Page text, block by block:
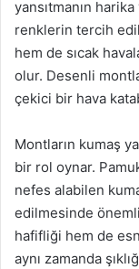
yansıtmanın
renklerin tercih
hem de sıcak
olur. Desenli
çekici bir hava
Montların kumaş
bir rol oynar.
nefes alabilen
edilmesinde
hafifliği hem de
aynı zamanda